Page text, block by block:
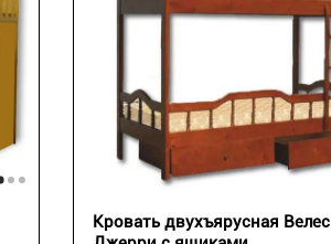
Кровать двухъярусная Велес